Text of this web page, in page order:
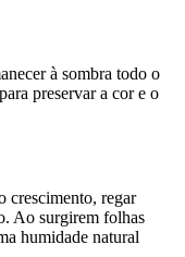
à sombra todo o
preservar a cor e o
crescimento, regar
Ao surgirem folhas
humidade natural